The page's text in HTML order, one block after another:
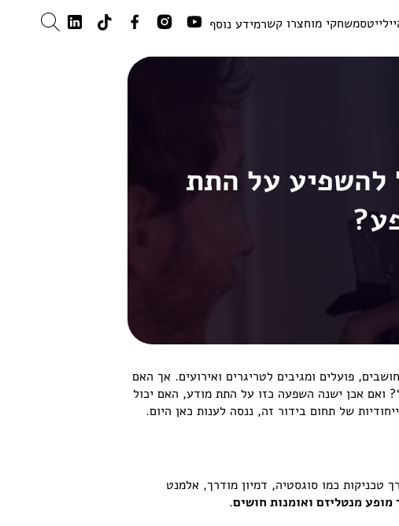
משחקי מוחצרו קשרמידע נוסף
להשפיע על התת
פועלים ומגיבים לטריגרים ואירועים. אך האם
אכן ישנה השפעה כזו על התת מודע, האם יכול
של תחום בידור זה, ננסה לענות כאן היום.
כמו סוגסטיה, דמיון מודרך, אלמנט
מנטליזם ואומנות חושים.